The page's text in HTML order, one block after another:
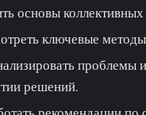
основы
ключевые
проблемы
решений.